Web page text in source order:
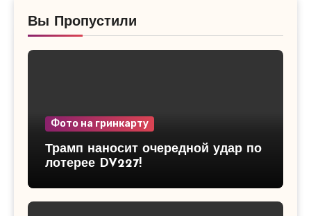
Вы Пропустили
Фото на гринкарту
Трамп наносит очередной удар по
лотерее DV227!